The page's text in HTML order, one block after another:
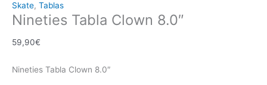
Skate, Tablas
Nineties Tabla Clown 8.0″
59,90€
Nineties Tabla Clown 8.0″